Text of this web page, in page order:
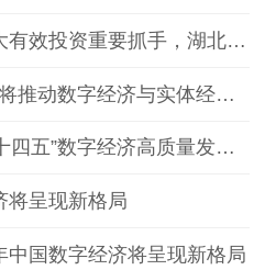
有效投资重要抓手，湖北投
推动数字经济与实体经济
四五”数字经济高质量发
将呈现新格局
中国数字经济将呈现新格局